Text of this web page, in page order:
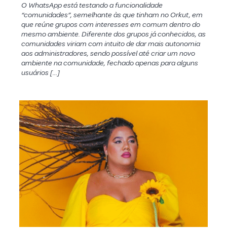
O WhatsApp está testando a funcionalidade
“comunidades”, semelhante às que tinham no Orkut, em
que reúne grupos com interesses em comum dentro do
mesmo ambiente. Diferente dos grupos já conhecidos, as
comunidades viriam com intuito de dar mais autonomia
aos administradores, sendo possível até criar um novo
ambiente na comunidade, fechado apenas para alguns
usuários […]